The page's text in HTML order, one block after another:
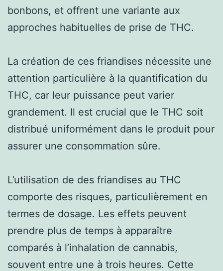
bonbons, et offrent une variante aux
approches habituelles de prise de THC.
La création de ces friandises nécessite une
attention particulière à la quantification du
THC, car leur puissance peut varier
grandement. Il est crucial que le THC soit
distribué uniformément dans le produit pour
assurer une consommation sûre.
L’utilisation de des friandises au THC
comporte des risques, particulièrement en
termes de dosage. Les effets peuvent
prendre plus de temps à apparaître
comparés à l’inhalation de cannabis,
souvent entre une à trois heures. Cette